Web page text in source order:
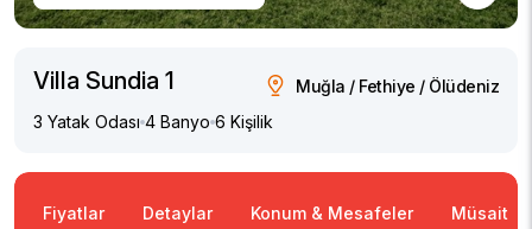
Villa Sundia 1
Muğla / Fethiye / Ölüdeniz
3 Yatak Odası 4 Banyo 6 Kişilik
Fiyatlar Detaylar Konum & Mesafeler Müsaitlik